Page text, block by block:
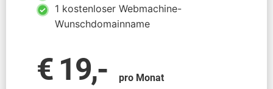
1 kostenloser Webmachine-
Wunschdomainname
€ 19,- pro Monat